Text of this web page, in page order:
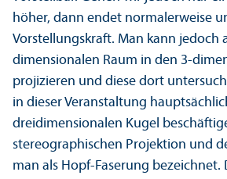
höher, dann endet normalerweise
Vorstellungskraft. Man kann jedoch
dimensionalen Raum in den 3-
projizieren und diese dort
in dieser Veranstaltung
dreidimensionalen Kugel
stereographischen Projektion und
man als Hopf-Faserung bezeichnet.